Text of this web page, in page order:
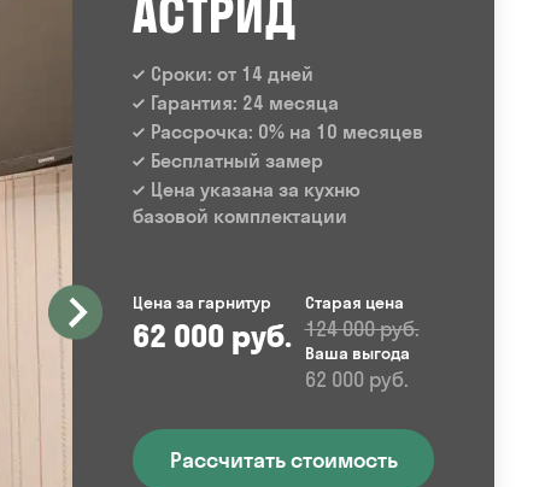
АСТРИД
Сроки: от 14 дней
Гарантия: 24 месяца
Рассрочка: 0% на 10 месяцев
Бесплатный замер
Цена указана за кухню
базовой комплектации
Цена за гарнитур
62 000 руб.
Старая цена
124 000 руб.
Ваша выгода
62 000 руб.
Рассчитать стоимость